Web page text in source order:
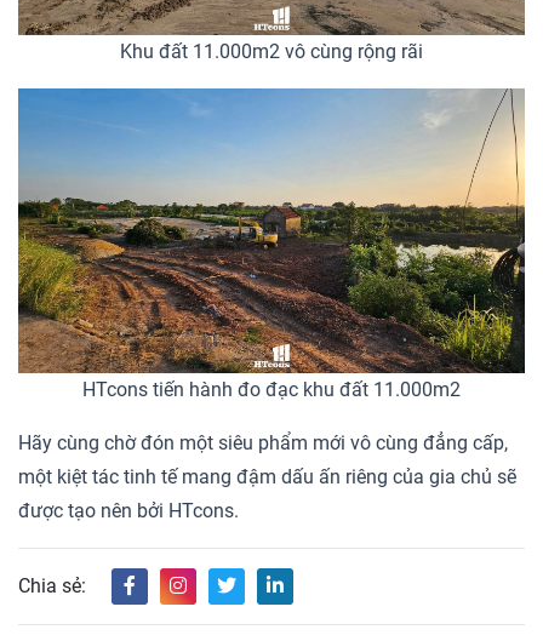
Khu đất 11.000m2 vô cùng rộng rãi
HTcons tiến hành đo đạc khu đất 11.000m2
Hãy cùng chờ đón một siêu phẩm mới vô cùng đẳng cấp,
một kiệt tác tinh tế mang đậm dấu ấn riêng của gia chủ sẽ
được tạo nên bởi HTcons.
Chia sẻ: